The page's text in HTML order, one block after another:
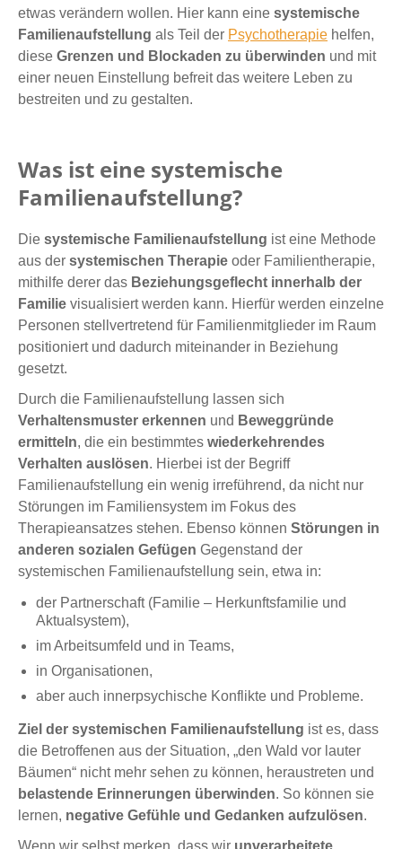
etwas verändern wollen. Hier kann eine systemische
Familienaufstellung als Teil der Psychotherapie helfen,
diese Grenzen und Blockaden zu überwinden und mit
einer neuen Einstellung befreit das weitere Leben zu
bestreiten und zu gestalten.
Was ist eine systemische
Familienaufstellung?
Die systemische Familienaufstellung ist eine Methode
aus der systemischen Therapie oder Familientherapie,
mithilfe derer das Beziehungsgeflecht innerhalb der
Familie visualisiert werden kann. Hierfür werden einzelne
Personen stellvertretend für Familienmitglieder im Raum
positioniert und dadurch miteinander in Beziehung
gesetzt.
Durch die Familienaufstellung lassen sich
Verhaltensmuster erkennen und Beweggründe
ermitteln, die ein bestimmtes wiederkehrendes
Verhalten auslösen. Hierbei ist der Begriff
Familienaufstellung ein wenig irreführend, da nicht nur
Störungen im Familiensystem im Fokus des
Therapieansatzes stehen. Ebenso können Störungen in
anderen sozialen Gefügen Gegenstand der
systemischen Familienaufstellung sein, etwa in:
der Partnerschaft (Familie – Herkunftsfamilie und
Aktualsystem),
im Arbeitsumfeld und in Teams,
in Organisationen,
aber auch innerpsychische Konflikte und Probleme.
Ziel der systemischen Familienaufstellung ist es, dass
die Betroffenen aus der Situation, „den Wald vor lauter
Bäumen“ nicht mehr sehen zu können, heraustreten und
belastende Erinnerungen überwinden. So können sie
lernen, negative Gefühle und Gedanken aufzulösen.
Wenn wir selbst merken, dass wir unverarbeitete